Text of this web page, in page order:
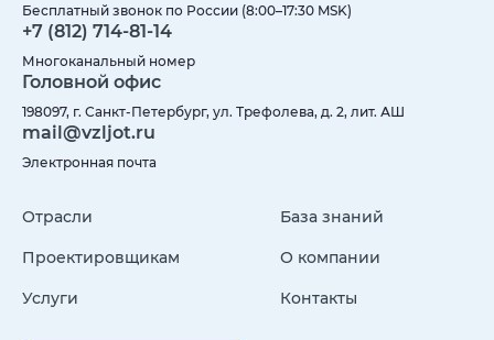
Бесплатный звонок по России (8:00–17:30 MSK)
+7 (812) 714-81-14
Многоканальный номер
Головной офис
198097, г. Санкт-Петербург, ул. Трефолева, д. 2, лит. АШ
mail@vzljot.ru
Электронная почта
Отрасли
Проектировщикам
Услуги
База знаний
О компании
Контакты